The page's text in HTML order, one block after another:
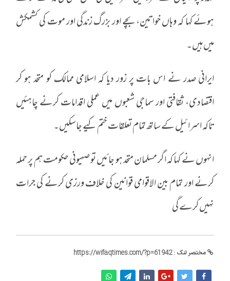
ہوئے کہا کہ وہاں خواتین، بچے اور بزرگ زندگی اور موت کی کشمکش
میں ہیں۔
ایرانی صدر نے اس بات پر زور دیا کہ اسلامی ممالک کو متحد ہو کر
اقتصادی، ثقافتی اور سماجی شعبوں میں عملی اقدامات کرنے چاہئیں
تاکہ اسرائیل کے ساتھ تمام تعلقات ختم کیے جاسکیں۔
انہوں نے کہا کہ اگر مسلمان متحد ہو جائیں تو صہیونی حکومت ہم پر حملہ
کرنے اور تمام بین الاقوامی قوانین کی خلاف ورزی کرنے کی جرات
نہیں کرے گی
مختصر لنک :https://wifaqtimes.com/?p=61942